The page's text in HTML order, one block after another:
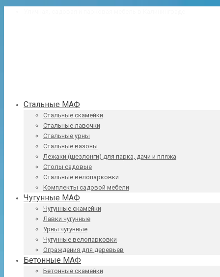
Стальные МАФ
Стальные скамейки
Стальные лавочки
Стальные урны
Стальные вазоны
Лежаки (шезлонги) для парка, дачи и пляжа
Столы садовые
Стальные велопарковки
Комплекты садовой мебели
Чугунные МАФ
Чугунные скамейки
Лавки чугунные
Урны чугунные
Чугунные велопарковки
Ограждения для деревьев
Бетонные МАФ
Бетонные скамейки